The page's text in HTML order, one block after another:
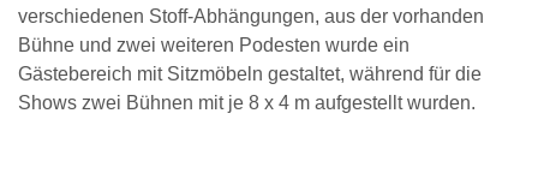
verschiedenen Stoff-Abhängungen, aus der vorhanden
Bühne und zwei weiteren Podesten wurde ein
Gästebereich mit Sitzmöbeln gestaltet, während für die
Shows zwei Bühnen mit je 8 x 4 m aufgestellt wurden.